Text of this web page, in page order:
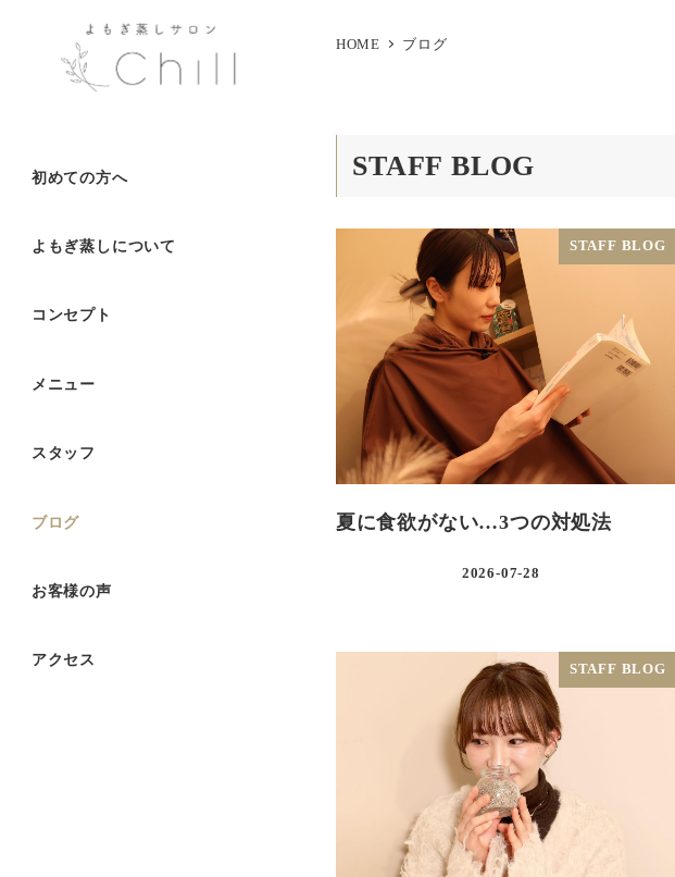
初めての方へ
よもぎ蒸しについて
コンセプト
メニュー
スタッフ
ブログ
お客様の声
アクセス
HOME ブログ
STAFF BLOG
STAFF BLOG
夏に食欲がない…3つの対処法
2026-07-28
STAFF BLOG